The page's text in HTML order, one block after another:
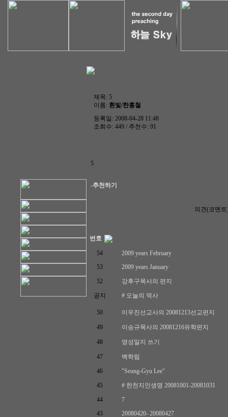
제목: 5
이름: 흰빛/한홍철
등록일: 2008-04-28 11:48
조회수: 449 / 추천수: 91
5
-추천하기
의견(코멘
번호
54
2009 years February
53
2009 years January
52
강후구목사의 편지
공지
# 오늘의 역사
50 이우진선교사의 20081213선교편지
49 이승규목사의 20081216유학편지
48 영성일지 쓰기
47
백학림
46
"Seung-Gyu Lee"
45
# 한천지인생명 20081001-20081031
44
7
43
20080420- 20080427